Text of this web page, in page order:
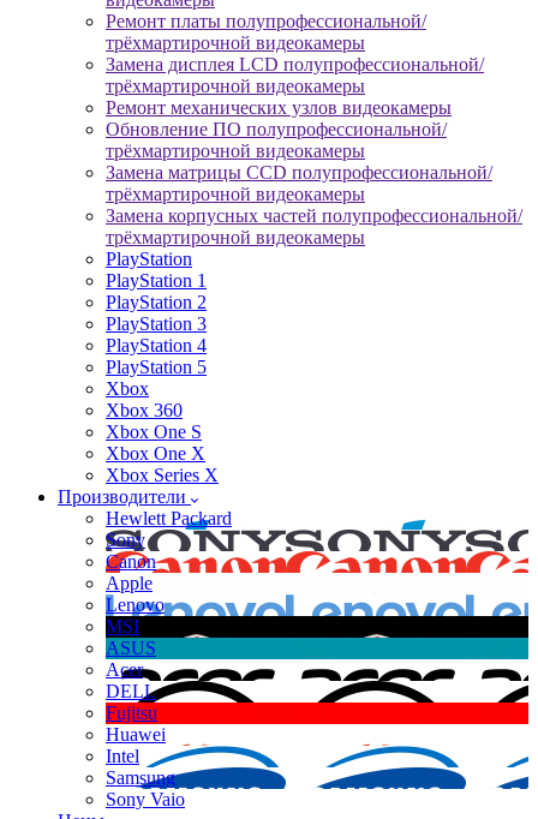
Ремонт платы полупрофессиональной/
трёхмартирочной видеокамеры
Замена дисплея LCD полупрофессиональной/
трёхмартирочной видеокамеры
Ремонт механических узлов видеокамеры
Обновление ПО полупрофессиональной/
трёхмартирочной видеокамеры
Замена матрицы CCD полупрофессиональной/
трёхмартирочной видеокамеры
Замена корпусных частей полупрофессиональной/
трёхмартирочной видеокамеры
PlayStation
PlayStation 1
PlayStation 2
PlayStation 3
PlayStation 4
PlayStation 5
Xbox
Xbox 360
Xbox One S
Xbox One X
Xbox Series X
Производители
Hewlett Packard
Sony
Canon
Apple
Lenovo
MSI
ASUS
Acer
DELL
Fujitsu
Huawei
Intel
Samsung
Sony Vaio